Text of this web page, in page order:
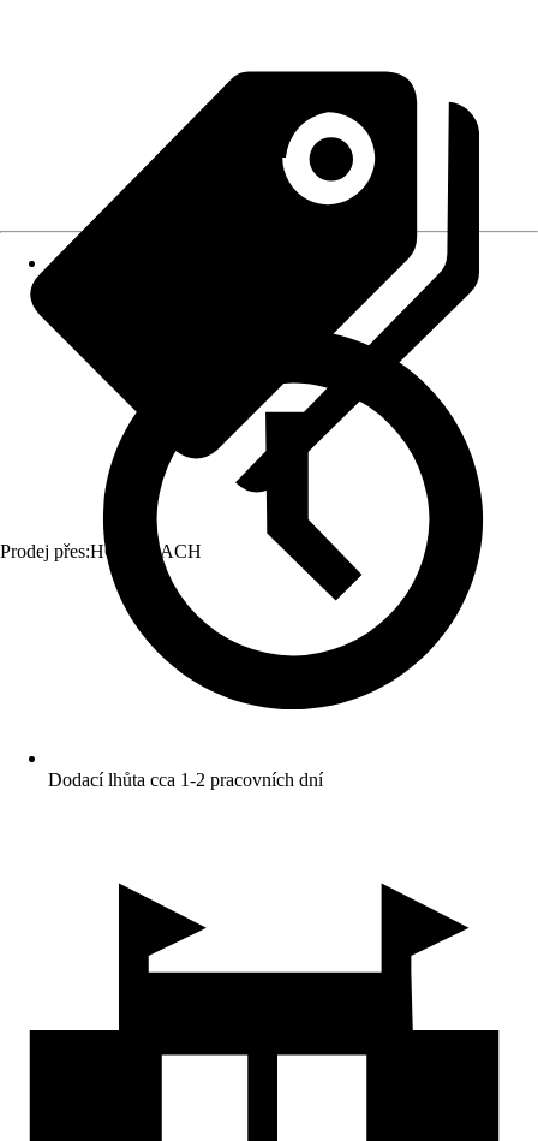
Prodej přes:HORNBACH
Dodací lhůta cca 1-2 pracovních dní